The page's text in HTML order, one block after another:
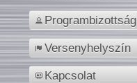
Programbizottság
Versenyhelyszín
Kapcsolat